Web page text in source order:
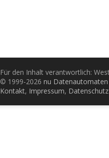
Für den Inhalt verantwortlich:
© 1999-2026 nu
Kontakt, Impressum, Datenschutz